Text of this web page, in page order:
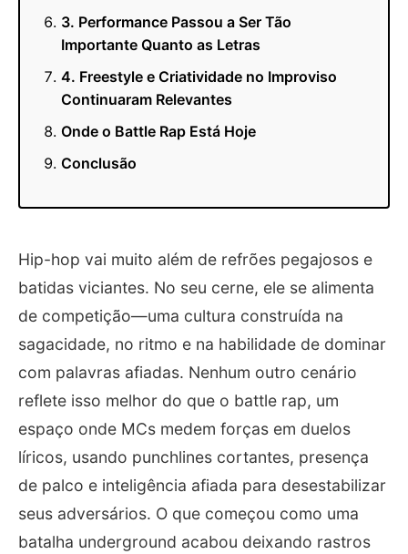
3. Performance Passou a Ser Tão
Importante Quanto as Letras
4. Freestyle e Criatividade no Improviso
Continuaram Relevantes
Onde o Battle Rap Está Hoje
Conclusão
Hip-hop vai muito além de refrões pegajosos e
batidas viciantes. No seu cerne, ele se alimenta
de competição—uma cultura construída na
sagacidade, no ritmo e na habilidade de dominar
com palavras afiadas. Nenhum outro cenário
reflete isso melhor do que o battle rap, um
espaço onde MCs medem forças em duelos
líricos, usando punchlines cortantes, presença
de palco e inteligência afiada para desestabilizar
seus adversários. O que começou como uma
batalha underground acabou deixando rastros